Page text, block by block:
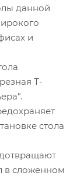
данной
и
Т-
стола
в сложенном